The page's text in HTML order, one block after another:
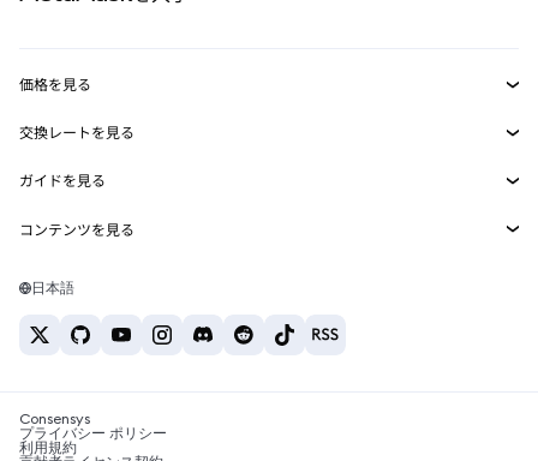
RWA
MetaMask Connect
Snaps
Web3サービス
セキュリティ
サポート
キャリア
お問い合わせ
価格を見る
イーサリアムの価格
Solanaの価格
Tetherの価格
交換レートを見る
ETH→USD
USDT→INR
BTC→INR
ETH→USDT
ガイドを見る
ETHの購入
USDTの購入
SHIBの購入
BNBの購入
コンテンツを見る
Solanaウォレット
税制関連ニュース
日本語
Consensys
プライバシー ポリシー
利用規約